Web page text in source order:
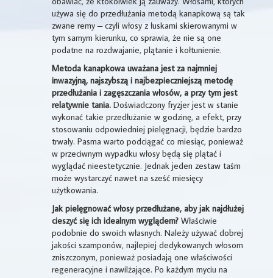
używa się do przedłużania metodą kanapkową są tak
zwane remy – czyli włosy z łuskami skierowanymi w
tym samym kierunku, co sprawia, że nie są one
podatne na rozdwajanie, plątanie i kołtunienie.
Metoda kanapkowa uważana jest za najmniej
inwazyjną, najszybszą i najbezpieczniejszą metodę
przedłużania i zagęszczania włosów, a przy tym jest
relatywnie tania. Doświadczony fryzjer jest w stanie
wykonać takie przedłużanie w godzinę, a efekt, przy
stosowaniu odpowiedniej pielęgnacji, będzie bardzo
trwały. Pasma warto podciągać co miesiąc, ponieważ
w przeciwnym wypadku włosy będą się plątać i
wyglądać nieestetycznie. Jednak jeden zestaw taśm
może wystarczyć nawet na sześć miesięcy
użytkowania.
Jak pielęgnować włosy przedłużane, aby jak najdłużej
cieszyć się ich idealnym wyglądem? Właściwie
podobnie do swoich własnych. Należy używać dobrej
jakości szamponów, najlepiej dedykowanych włosom
zniszczonym, ponieważ posiadają one właściwości
regeneracyjne i nawilżające. Po każdym myciu na